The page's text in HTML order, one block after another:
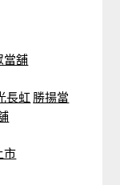
當舖
長虹 勝揚當
市